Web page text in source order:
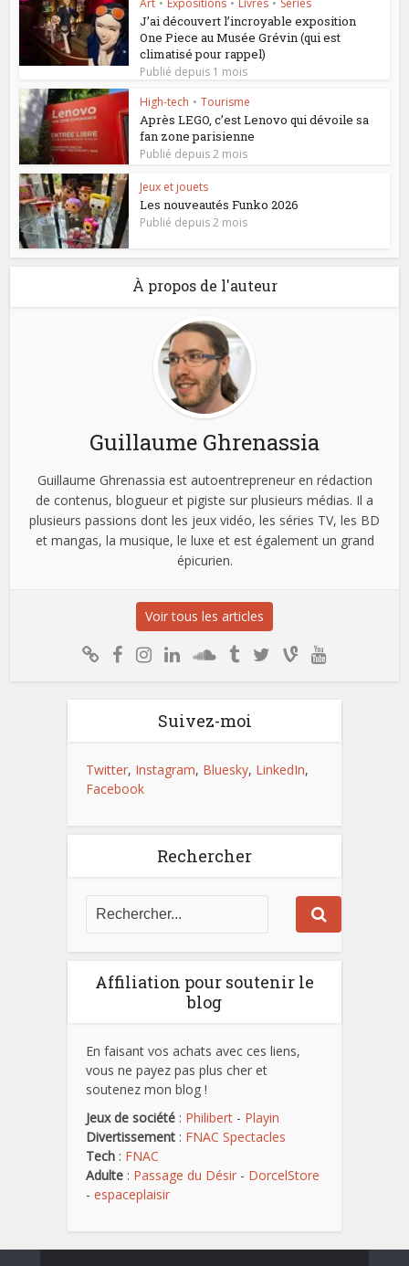
J’ai découvert l’incroyable exposition
One Piece au Musée Grévin (qui est
climatisé pour rappel)
Publié depuis 1 mois
High-tech • Tourisme
Après LEGO, c’est Lenovo qui dévoile sa
fan zone parisienne
Publié depuis 2 mois
Jeux et jouets
Les nouveautés Funko 2026
Publié depuis 2 mois
À propos de l'auteur
Guillaume Ghrenassia
Guillaume Ghrenassia est autoentrepreneur en rédaction
de contenus, blogueur et pigiste sur plusieurs médias. Il a
plusieurs passions dont les jeux vidéo, les séries TV, les BD
et mangas, la musique, le luxe et est également un grand
épicurien.
Voir tous les articles
Suivez-moi
Twitter, Instagram, Bluesky, LinkedIn,
Facebook
Rechercher
Affiliation pour soutenir le
blog
En faisant vos achats avec ces liens,
vous ne payez pas plus cher et
soutenez mon blog !
Jeux de société : Philibert - Playin
Divertissement : FNAC Spectacles
Tech : FNAC
Adulte : Passage du Désir - DorcelStore
- espaceplaisir